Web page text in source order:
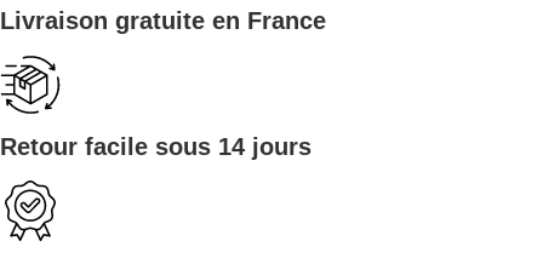
Livraison gratuite en France
Retour facile sous 14 jours